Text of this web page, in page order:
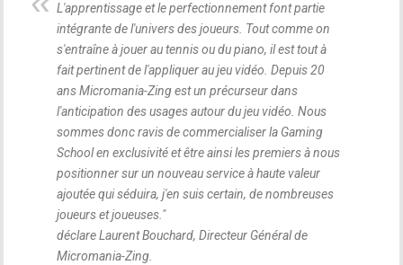
L'apprentissage et le perfectionnement font partie
intégrante de l'univers des joueurs. Tout comme on
s'entraîne à jouer au tennis ou du piano, il est tout à
fait pertinent de l'appliquer au jeu vidéo. Depuis 20
ans Micromania-Zing est un précurseur dans
l'anticipation des usages autour du jeu vidéo. Nous
sommes donc ravis de commercialiser la Gaming
School en exclusivité et être ainsi les premiers à nous
positionner sur un nouveau service à haute valeur
ajoutée qui séduira, j'en suis certain, de nombreuses
joueurs et joueuses."
déclare Laurent Bouchard, Directeur Général de
Micromania-Zing.